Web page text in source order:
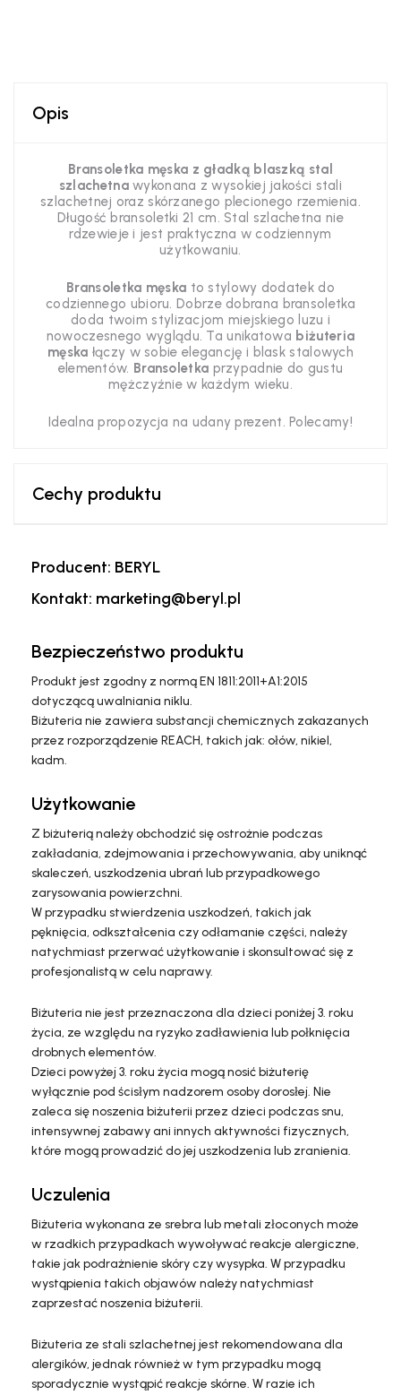
Opis
Bransoletka męska z gładką blaszką stal
szlachetnawykonana z wysokiej jakości stali
szlachetnej oraz skórzanego plecionego rzemienia.
Długość bransoletki 21 cm. Stal szlachetna nie
rdzewieje i jest praktyczna w codziennym
użytkowaniu.
Bransoletka męska to stylowy dodatek do
codziennego ubioru. Dobrze dobrana bransoletka
doda twoim stylizacjom miejskiego luzu i
nowoczesnego wyglądu. Ta unikatowa biżuteria
męska łączy w sobie elegancję i blask stalowych
elementów. Bransoletka przypadnie do gustu
mężczyźnie w każdym wieku.
Idealna propozycja na udany prezent. Polecamy!
Cechy produktu
Producent: BERYL
Kontakt: marketing@beryl.pl
Bezpieczeństwo produktu
Produkt jest zgodny z normą EN 1811:2011+A1:2015
dotyczącą uwalniania niklu.
Biżuteria nie zawiera substancji chemicznych zakazanych
przez rozporządzenie REACH, takich jak: ołów, nikiel,
kadm.
Użytkowanie
Z biżuterią należy obchodzić się ostrożnie podczas
zakładania, zdejmowania i przechowywania, aby uniknąć
skaleczeń, uszkodzenia ubrań lub przypadkowego
zarysowania powierzchni.
W przypadku stwierdzenia uszkodzeń, takich jak
pęknięcia, odkształcenia czy odłamanie części, należy
natychmiast przerwać użytkowanie i skonsultować się z
profesjonalistą w celu naprawy.
Biżuteria nie jest przeznaczona dla dzieci poniżej 3. roku
życia, ze względu na ryzyko zadławienia lub połknięcia
drobnych elementów.
Dzieci powyżej 3. roku życia mogą nosić biżuterię
wyłącznie pod ścisłym nadzorem osoby dorosłej. Nie
zaleca się noszenia biżuterii przez dzieci podczas snu,
intensywnej zabawy ani innych aktywności fizycznych,
które mogą prowadzić do jej uszkodzenia lub zranienia.
Uczulenia
Biżuteria wykonana ze srebra lub metali złoconych może
w rzadkich przypadkach wywoływać reakcje alergiczne,
takie jak podrażnienie skóry czy wysypka. W przypadku
wystąpienia takich objawów należy natychmiast
zaprzestać noszenia biżuterii.
Biżuteria ze stali szlachetnej jest rekomendowana dla
alergików, jednak również w tym przypadku mogą
sporadycznie wystąpić reakcje skórne. W razie ich